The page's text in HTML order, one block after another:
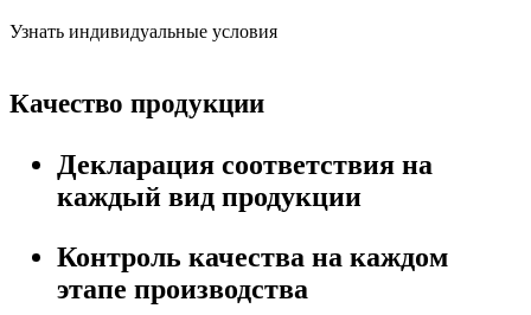
Узнать индивидуальные условия
Качество продукции
Декларация соответствия на
каждый вид продукции
Контроль качества на каждом
этапе производства